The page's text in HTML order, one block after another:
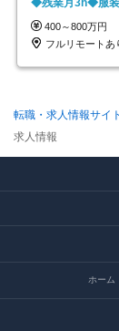
◆残業月3h◆服装
400～800万円
フルリモートあ
転職・求人情報サイ
求人情報
ホーム